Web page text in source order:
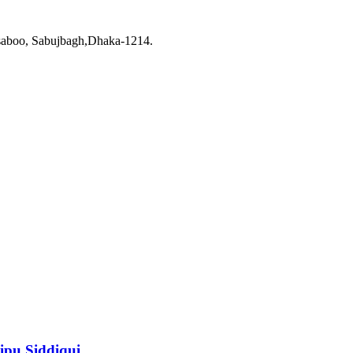
Sabujbagh,Dhaka-1214.